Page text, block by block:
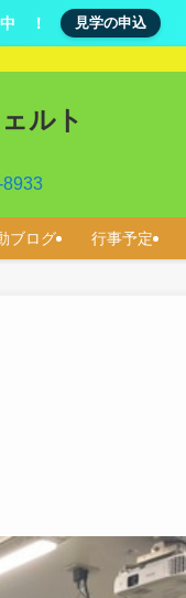
！ 見学の申込
ルト
ブログ 行事予定